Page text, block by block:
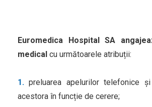
Euromedica Hospital SA
medical cu următoarele atribuții:
preluarea apelurilor telefonice și
acestora în funcție de cerere;